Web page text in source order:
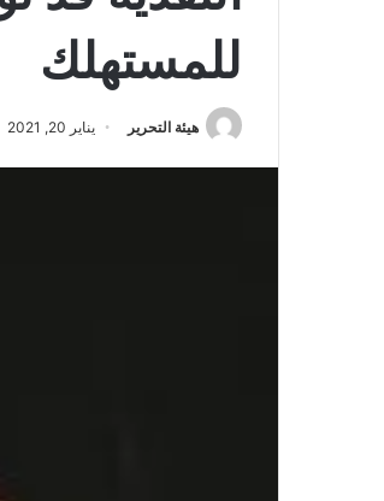
للمستهلك
هيئة التحرير يناير 20, 2021